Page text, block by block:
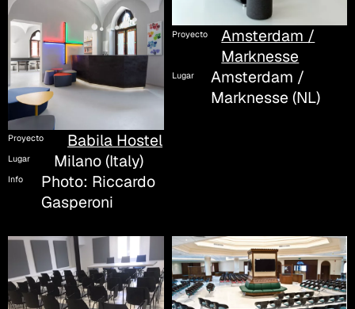
Proyecto Babila Hostel
Lugar Milano (Italy)
Info
Photo: Riccardo
Gasperoni
Proyecto
Amsterdam /
Marknesse
Lugar
Amsterdam /
Marknesse (NL)